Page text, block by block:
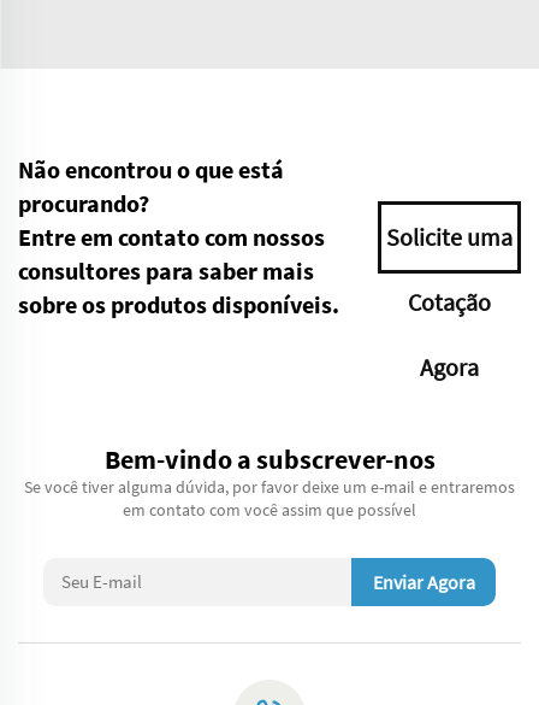
Não encontrou o que está
procurando?
Entre em contato com nossos
consultores para saber mais
sobre os produtos disponíveis.
Solicite uma
Cotação
Agora
Bem-vindo a subscrever-nos
Se você tiver alguma dúvida, por favor deixe um e-mail e entraremos
em contato com você assim que possível
Enviar Agora